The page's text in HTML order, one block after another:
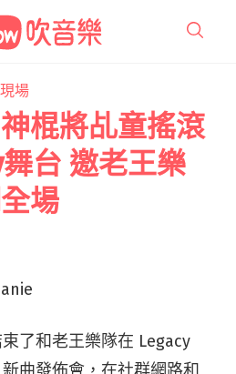
場
棍將乩童搖滾
台 邀老王樂
場
了和老王樂隊在 Legacy